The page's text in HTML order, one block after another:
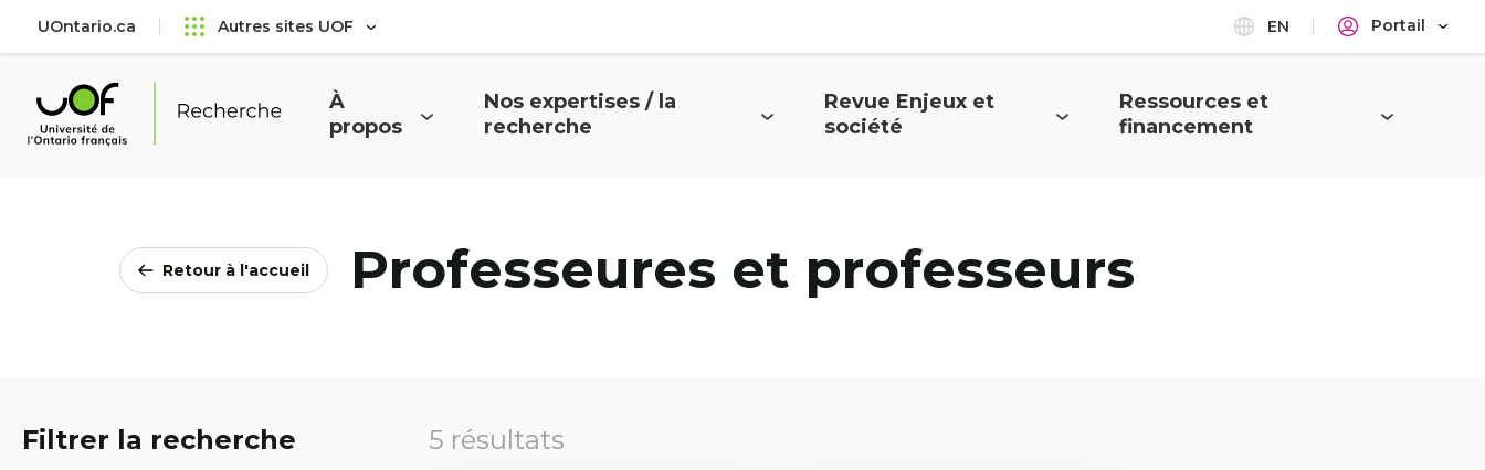
principal
UOntario.ca Autres sites UOF EN Portail
Université
Ouvrir
À
propos
Ouvrir
Nos expertises / la
recherche
Ouvrir
Revue Enjeux et
société
Ouvrir
Ressources et
financement
Retour à l'accueil Professeures et professeurs
Filtrer la recherche 5 résultats